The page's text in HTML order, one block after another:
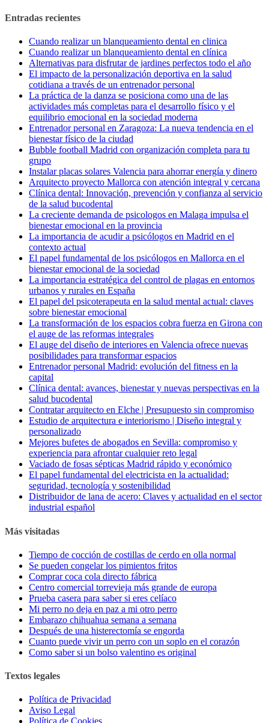
Entradas recientes
Cuando realizar un blanqueamiento dental en clinica
Cuando realizar un blanqueamiento dental en clínica
Alternativas para disfrutar de jardines perfectos todo el año
El impacto de la personalización deportiva en la salud
cotidiana a través de un entrenador personal
La práctica de la danza se posiciona como una de las
actividades más completas para el desarrollo físico y el
equilibrio emocional en la sociedad moderna
Entrenador personal en Zaragoza: La nueva tendencia en el
bienestar físico de la ciudad
Bubble football Madrid con organización completa para tu
grupo
Instalar placas solares Valencia para ahorrar energía y dinero
Arquitecto proyecto Mallorca con atención integral y cercana
Clínica dental: Innovación, prevención y confianza al servicio
de la salud bucodental
La creciente demanda de psicologos en Malaga impulsa el
bienestar emocional en la provincia
La importancia de acudir a psicólogos en Madrid en el
contexto actual
El papel fundamental de los psicólogos en Mallorca en el
bienestar emocional de la sociedad
La importancia estratégica del control de plagas en entornos
urbanos y rurales en España
El papel del psicoterapeuta en la salud mental actual: claves
sobre bienestar emocional
La transformación de los espacios cobra fuerza en Girona con
el auge de las reformas integrales
El auge del diseño de interiores en Valencia ofrece nuevas
posibilidades para transformar espacios
Entrenador personal Madrid: evolución del fitness en la
capital
Clínica dental: avances, bienestar y nuevas perspectivas en la
salud bucodental
Contratar arquitecto en Elche | Presupuesto sin compromiso
Estudio de arquitectura e interiorismo | Diseño integral y
personalizado
Mejores bufetes de abogados en Sevilla: compromiso y
experiencia para afrontar cualquier reto legal
Vaciado de fosas sépticas Madrid rápido y económico
El papel fundamental del electricista en la actualidad:
seguridad, tecnología y sostenibilidad
Distribuidor de lana de acero: Claves y actualidad en el sector
industrial español
Más visitadas
Tiempo de cocción de costillas de cerdo en olla normal
Se pueden congelar los pimientos fritos
Comprar coca cola directo fábrica
Centro comercial torrevieja más grande de europa
Prueba casera para saber si eres celíaco
Mi perro no deja en paz a mi otro perro
Embarazo chihuahua semana a semana
Después de una histerectomía se engorda
Cuanto puede vivir un perro con un soplo en el corazón
Como saber si un bolso valentino es original
Textos legales
Política de Privacidad
Aviso Legal